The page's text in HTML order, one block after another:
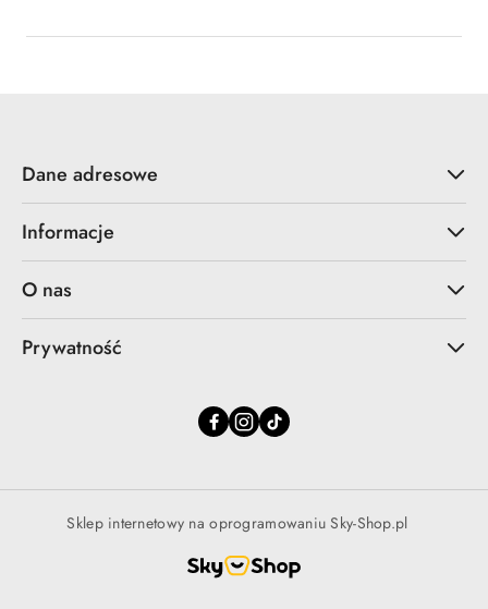
Dane adresowe
Informacje
O nas
Prywatność
Sklep internetowy na oprogramowaniu Sky-Shop.pl